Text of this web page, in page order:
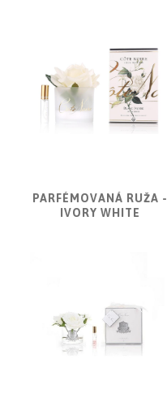
PARFÉMOVANÁ RUŽA -
IVORY WHITE